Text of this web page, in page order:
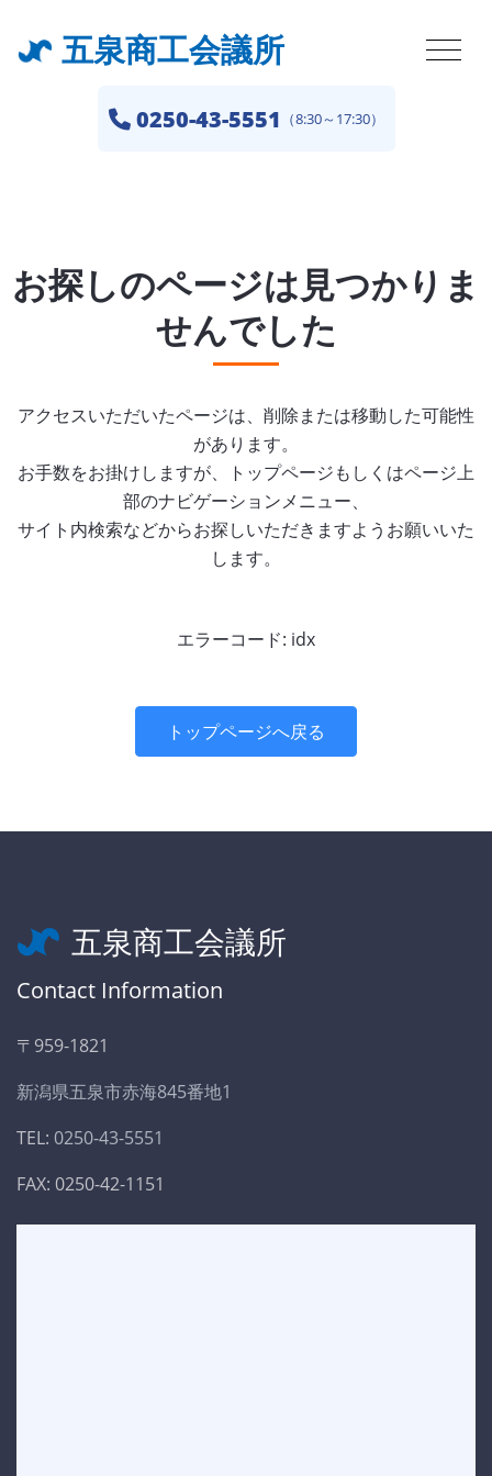
五泉商工会議所
0250-43-5551 （8:30～17:30）
お探しのページは見つかりま
せんでした
アクセスいただいたページは、削除または移動した可能性
があります。
お手数をお掛けしますが、トップページもしくはページ上
部のナビゲーションメニュー、
サイト内検索などからお探しいただきますようお願いいた
します。
エラーコード: idx
トップページへ戻る
五泉商工会議所
Contact Information
〒959-1821
新潟県五泉市赤海845番地1
TEL: 0250-43-5551
FAX: 0250-42-1151